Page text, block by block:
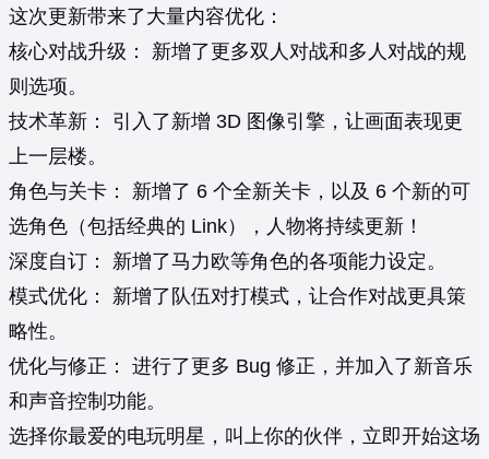
这次更新带来了大量内容优化：
核心对战升级： 新增了更多双人对战和多人对战的规
则选项。
技术革新： 引入了新增 3D 图像引擎，让画面表现更
上一层楼。
角色与关卡： 新增了 6 个全新关卡，以及 6 个新的可
选角色（包括经典的 Link），人物将持续更新！
深度自订： 新增了马力欧等角色的各项能力设定。
模式优化： 新增了队伍对打模式，让合作对战更具策
略性。
优化与修正： 进行了更多 Bug 修正，并加入了新音乐
和声音控制功能。
选择你最爱的电玩明星，叫上你的伙伴，立即开始这场